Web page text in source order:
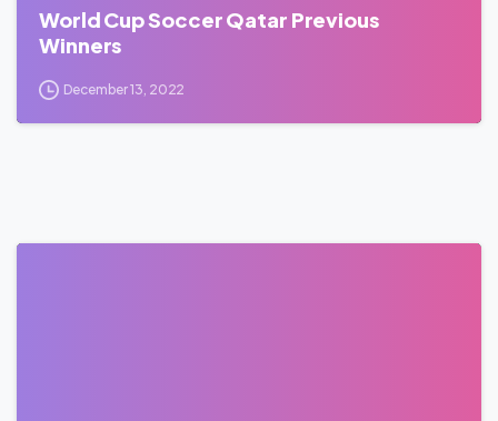
World Cup Soccer Qatar Previous
Winners
December 13, 2022